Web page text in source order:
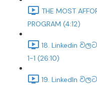
THE MOST
PROGRAM (4:12)
18. Linkedin
1-1 (26:10)
19. LinkedIn